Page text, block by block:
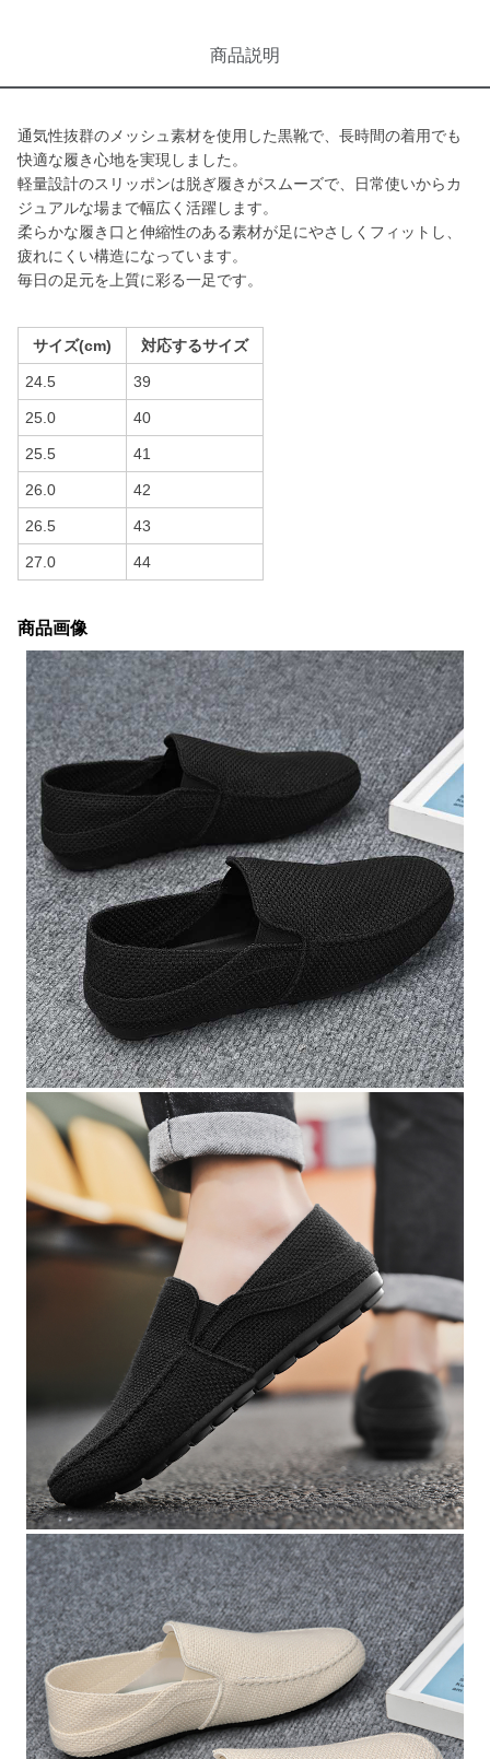
商品説明
通気性抜群のメッシュ素材を使用した黒靴で、長時間の着用でも
快適な履き心地を実現しました。
軽量設計のスリッポンは脱ぎ履きがスムーズで、日常使いからカ
ジュアルな場まで幅広く活躍します。
柔らかな履き口と伸縮性のある素材が足にやさしくフィットし、
疲れにくい構造になっています。
毎日の足元を上質に彩る一足です。
サイズ(cm) 対応するサイズ
24.5 39
25.0 40
25.5 41
26.0 42
26.5 43
27.0 44
商品画像